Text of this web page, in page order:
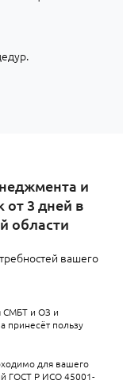
и
от 3 дней в
области
вашего
СМБТ и ОЗ и
принесёт пользу
для вашего
ГОСТ Р ИСО 45001-